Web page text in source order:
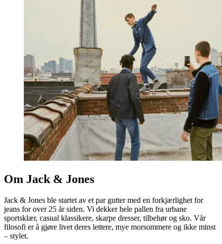
Om Jack & Jones
Jack & Jones ble startet av et par gutter med en forkjærlighet for
jeans for over 25 år siden. Vi dekker hele pallen fra urbane
sportsklær, casual klassikere, skarpe dresser, tilbehør og sko. Vår
filosofi er å gjøre livet deres lettere, mye morsommere og ikke minst
– stylet.